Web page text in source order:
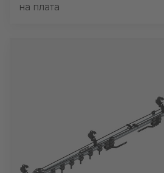
на плата